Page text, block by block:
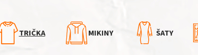
TRIČKA MIKINY ŠATY